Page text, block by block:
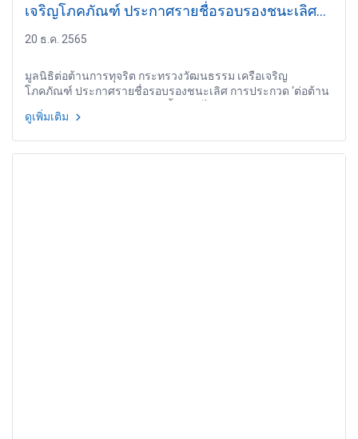
เจริญโภคภัณฑ์ ประกาศรายชื่อรอบรองชนะเลิศ
การประกวด ‘ต่อต้านการทุจริตผ่านศิลปะการ
20 ธ.ค. 2565
มูลนิธิต่อต้านการทุจริต กระทรวงวัฒนธรรม เครือเจริญ
โภคภัณฑ์ ประกาศรายชื่อรอบรองชนะเลิศ การประกวด ‘ต่อต้าน
2565
ดูเพิ่มเติม